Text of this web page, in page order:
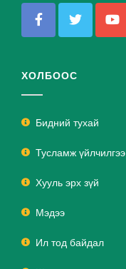
ХОЛБООС
Бидний тухай
Тусламж үйлчилгээ
Хууль эрх зүй
Мэдээ
Ил тод байдал